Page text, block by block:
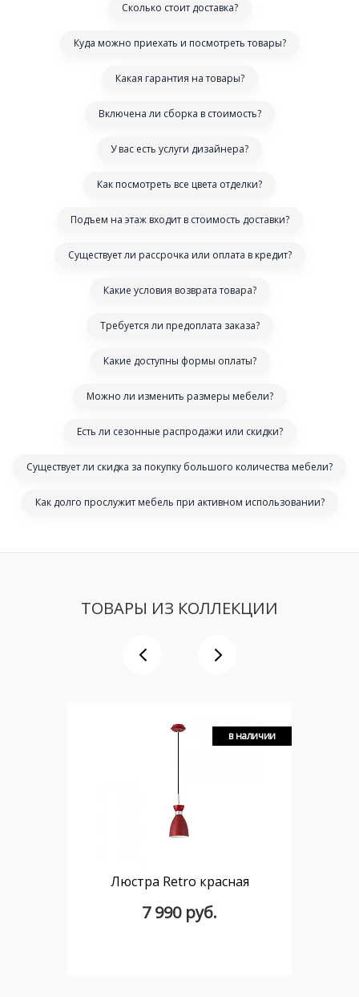
Сколько стоит доставка?
Куда можно приехать и посмотреть товары?
Какая гарантия на товары?
Включена ли сборка в стоимость?
У вас есть услуги дизайнера?
Как посмотреть все цвета отделки?
Подъем на этаж входит в стоимость доставки?
Существует ли рассрочка или оплата в кредит?
Какие условия возврата товара?
Требуется ли предоплата заказа?
Какие доступны формы оплаты?
Можно ли изменить размеры мебели?
Есть ли сезонные распродажи или скидки?
Существует ли скидка за покупку большого количества мебели?
Как долго прослужит мебель при активном использовании?
ТОВАРЫ ИЗ КОЛЛЕКЦИИ
в наличии
Люстра Retro красная
7 990 руб.